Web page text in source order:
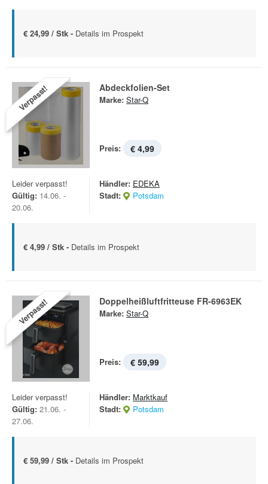
€ 24,99 / Stk - Details im Prospekt
Verpasst! Abdeckfolien-Set
Marke: Star-Q
Preis: € 4,99
Leider verpasst!
Gültig: 14.06. -
20.06.
Händler: EDEKA
Stadt:
Potsdam
€ 4,99 / Stk - Details im Prospekt
Verpasst! Doppelheißluftfritteuse FR-6963EK
Marke: Star-Q
Preis: € 59,99
Leider verpasst!
Gültig: 21.06. -
27.06.
Händler: Marktkauf
Stadt:
Potsdam
€ 59,99 / Stk - Details im Prospekt